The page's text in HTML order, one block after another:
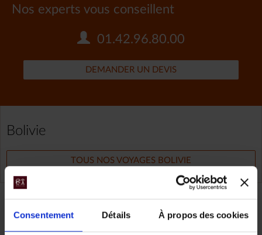
Consentement Détails À propos des cookies
Nos experts vous conseillent
01.42.96.80.00
DEMANDER UN DEVIS
Bolivie
TOUS NOS VOYAGES BOLIVIE